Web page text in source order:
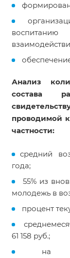
Анализ
состава
проводимой
частности:
средний
года;
55% из
молодежь в
процент
61 158 руб.;
на